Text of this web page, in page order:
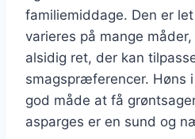
familiemiddage. Den er
varieres på mange
alsidig ret, der kan
smagspræferencer. Høns
god måde at få
asparges er en sund og